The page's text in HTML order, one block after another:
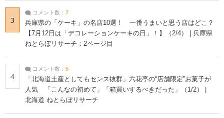
3
コメント数： 7
兵庫県の「ケーキ」の名店10選！ 一番うまいと思う店はどこ？
【7月12日は「デコレーションケーキの日」！】（2/4） | 兵庫県
ねとらぼリサーチ：2ページ目
4
コメント数： 5
「北海道土産としてもセンス抜群」六花亭の“店舗限定”お菓子が
人気 「こんなの初めて」「箱買いするべきだった」（1/2） |
北海道 ねとらぼリサーチ